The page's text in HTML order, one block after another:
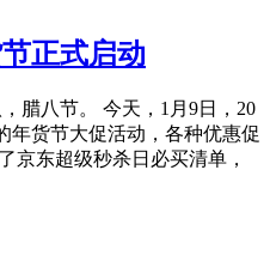
正式启动
腊八节。 今天，1月9日，20
年货节大促活动，各种优惠促
京东超级秒杀日必买清单，